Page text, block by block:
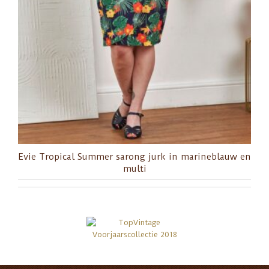
Evie Tropical Summer sarong jurk in marineblauw en
multi